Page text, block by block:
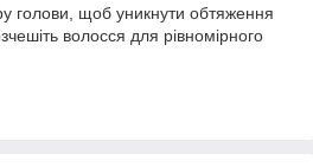
голови, щоб уникнути обтяження
волосся для рівномірного